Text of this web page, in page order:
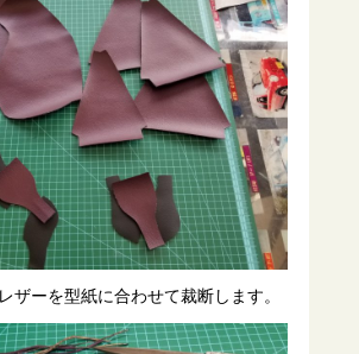
ザーを型紙に合わせて裁断します。